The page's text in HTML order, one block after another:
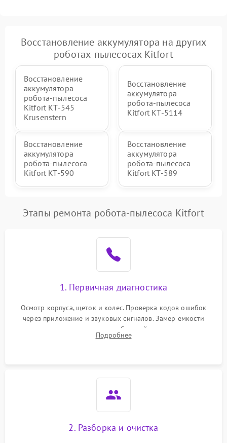
Восстановление аккумулятора на других
роботах-пылесосах Kitfort
Восстановление
аккумулятора
робота-пылесоса
Kitfort КТ-545
Krusenstern
Восстановление
аккумулятора
робота-пылесоса
Kitfort КТ-5114
Восстановление
аккумулятора
робота-пылесоса
Kitfort KT-590
Восстановление
аккумулятора
робота-пылесоса
Kitfort KT-589
Этапы ремонта робота-пылесоса Kitfort
1. Первичная диагностика
Осмотр корпуса, щеток и колес. Проверка кодов ошибок
через приложение и звуковых сигналов. Замер емкости
аккумулятора и тестирование базовой станции зарядки.
Оценка работы лидара, бампера и датчиков падения для
Подробнее
2. Разборка и очистка